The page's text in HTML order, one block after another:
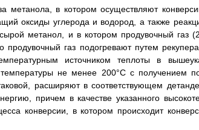
метанола, в котором осуществляют
оксиды углерода и водород, а также
метанол, и в котором продувочный газ
продувочный газ подогревают путем
источником теплоты в
не менее 200°С с получением
расширяют в соответствующем
причем в качестве указанного
конверсии, в котором происходит